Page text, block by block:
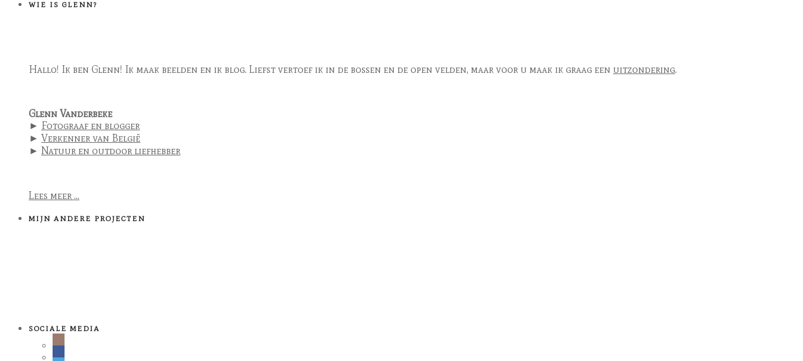
WIE IS GLENN?
Hallo! Ik ben Glenn! Ik maak beelden en ik blog. Liefst vertoef ik in de bossen en de open velden, maar voor u maak ik graag een uitzondering.
Glenn Vanderbeke
► Fotograaf en blogger
► Verkenner van België
► Natuur en outdoor liefhebber
Lees meer ...
MIJN ANDERE PROJECTEN
SOCIALE MEDIA